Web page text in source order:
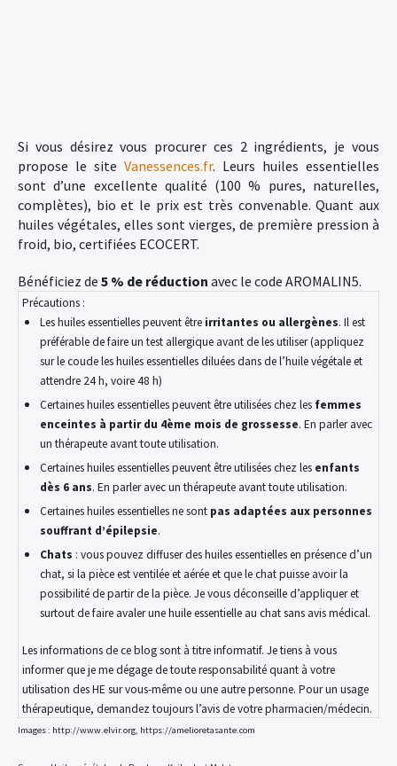
Si vous désirez vous procurer ces 2 ingrédients, je vous
propose le site Vanessences.fr. Leurs huiles essentielles
sont d’une excellente qualité (100 % pures, naturelles,
complètes), bio et le prix est très convenable. Quant aux
huiles végétales, elles sont vierges, de première pression à
froid, bio, certifiées ECOCERT.
Bénéficiez de 5 % de réduction avec le code AROMALIN5.
Précautions :
Les huiles essentielles peuvent être irritantes ou allergènes. Il est
préférable de faire un test allergique avant de les utiliser (appliquez
sur le coude les huiles essentielles diluées dans de l’huile végétale et
attendre 24 h, voire 48 h)
Certaines huiles essentielles peuvent être utilisées chez les femmes
enceintes à partir du 4ème mois de grossesse. En parler avec
un thérapeute avant toute utilisation.
Certaines huiles essentielles peuvent être utilisées chez les enfants
dès 6 ans. En parler avec un thérapeute avant toute utilisation.
Certaines huiles essentielles ne sont pas adaptées aux personnes
souffrant d’épilepsie.
Chats : vous pouvez diffuser des huiles essentielles en présence d’un
chat, si la pièce est ventilée et aérée et que le chat puisse avoir la
possibilité de partir de la pièce. Je vous déconseille d’appliquer et
surtout de faire avaler une huile essentielle au chat sans avis médical.
Les informations de ce blog sont à titre informatif. Je tiens à vous
informer que je me dégage de toute responsabilité quant à votre
utilisation des HE sur vous-même ou une autre personne. Pour un usage
thérapeutique, demandez toujours l’avis de votre pharmacien/médecin.
Images : http://www.elvir.org, https://amelioretasante.com